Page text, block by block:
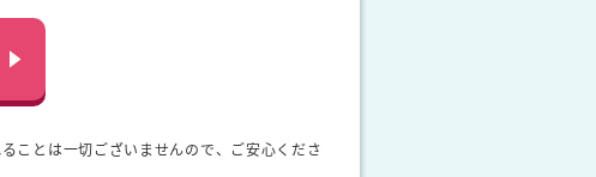
ことは一切ございませんので、ご安心くださ